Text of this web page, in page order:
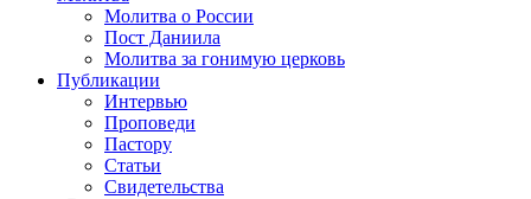
Молитва о России
Пост Даниила
Молитва за гонимую церковь
Публикации
Интервью
Проповеди
Пастору
Статьи
Свидетельства